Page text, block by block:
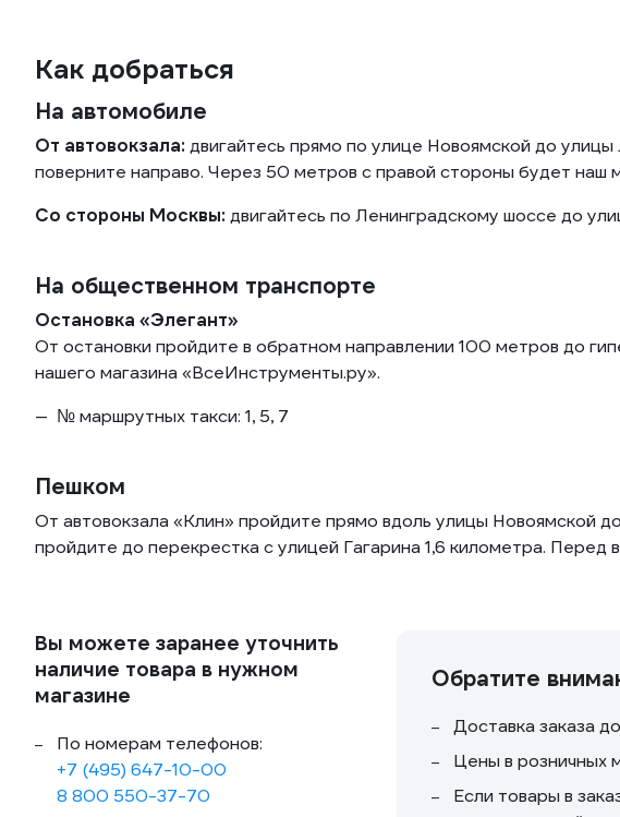
Как добраться
На автомобиле
От автовокзала: двигайтесь прямо по улице Новоямской до
поверните направо. Через 50 метров с правой стороны будет наш
Со стороны Москвы: двигайтесь по Ленинградскому шоссе до
На общественном транспорте
Остановка «Элегант»
От остановки пройдите в обратном направлении 100 метров до
нашего магазина «ВсеИнструменты.ру».
№ маршрутных такси: 1, 5, 7
Пешком
От автовокзала «Клин» пройдите прямо вдоль улицы Новоямской
пройдите до перекрестка с улицей Гагарина 1,6 километра.
Вы можете заранее уточнить
наличие товара в нужном
магазине
По номерам телефонов:
+7 (495) 647-10-00
8 800 550-37-70
Обратите
Доставка заказа
Цены в розничных
Если товары в